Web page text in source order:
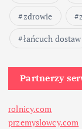
zdrowie
łańcuch dostaw
Partnerzy
rolnicy.com
przemyslowcy.com